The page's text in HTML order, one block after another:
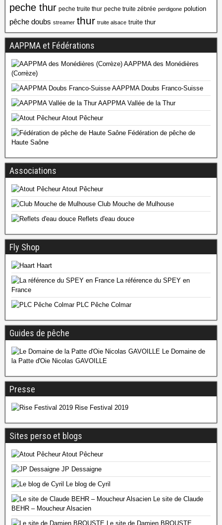
peche thur peche truite thur peche truite zébrée perdigone polution
pêche doubs streamer thur truite alsace truite thur
AAPPMA et Fédérations
AAPPMA des Monédières
(Corrèze)
AAPPMA Doubs Franco-Suisse
AAPPMA Vallée de la Thur
Atout Pêcheur
Fédération de pêche de
Haute Saône
Associations
Atout Pêcheur
Club Mouche de Mulhouse
Reflets d'eau douce
Fly Shop
Haart
La référence du SPEY en
France
PLC Pêche Colmar
Guides de pêche
Le Domaine de
la Patte d'Oie Nicolas GAVOILLE
Presse
Rise Festival 2019
Sites perso et blogs
Atout Pêcheur
JP Dessaigne
Le blog de Cyril
Le site de Claude
BEHR – Moucheur Alsacien
Le site de Damien BROUSTE